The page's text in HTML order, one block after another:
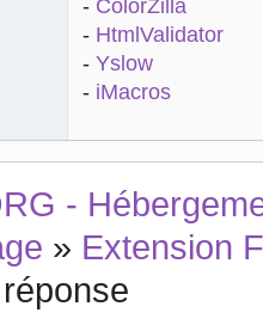
- ColorZilla
- HtmlValidator
- Yslow
- iMacros
-
» Extension